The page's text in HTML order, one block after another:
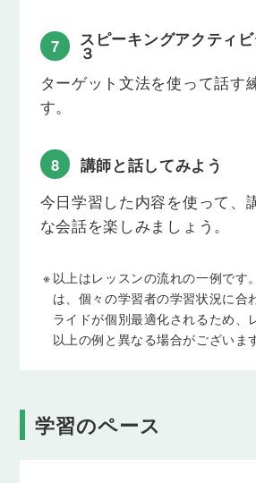
Lesson 22
所有代名詞 mine, yours, his,
「私のもの」「彼のもの」のように
Lesson 23
「だれの絵画ですか」「だれの犬で
に、誰のものなのかをたずねること
Lesson 24
現在進行形の肯定文
「今〜しています」のように、今
とや起きていることについて伝えら
現在進行形の否定文
7 スピーキングアクティビ
３
ターゲット文法を使って話す
す。
8
講師と話してみよう
今日学習した内容を使って、
な会話を楽しみましょう。
※ 以上はレッスンの流れの一例です
は、個々の学習者の学習状況に合
ライドが個別最適化されるため、
以上の例と異なる場合がございま
学習のペース